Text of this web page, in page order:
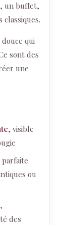
un buffet,
classiques.
qui
sont des
une
, visible
ou
,
des